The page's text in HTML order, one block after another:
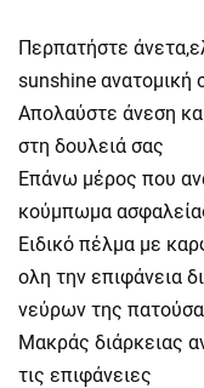
Περπατήστε
sunshine ανατομική
Απολαύστε άνεση
στη δουλειά σας
Επάνω μέρος που
κούμπωμα
Ειδικό πέλμα με
ολη την επιφάνεια
νεύρων της
Μακράς διάρκειας
τις επιφάνειες